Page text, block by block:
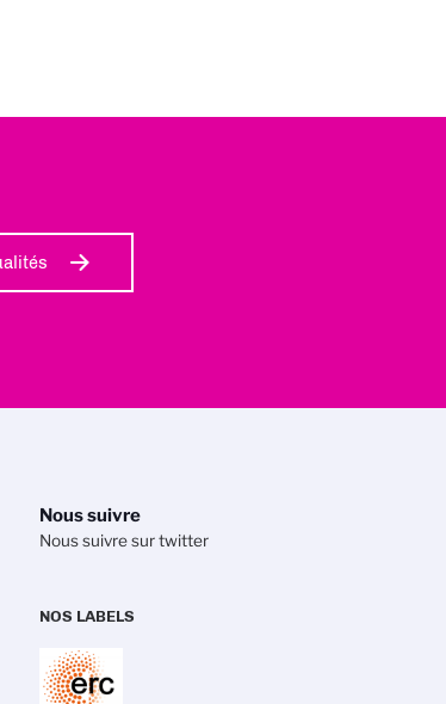
Nous suivre
Nous suivre sur twitter
NOS LABELS